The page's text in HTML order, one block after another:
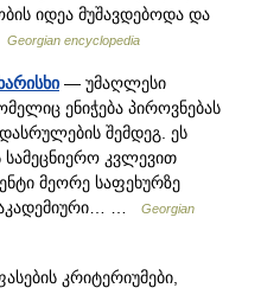
იდეა მუშავდებოდა და
Georgian encyclopedia
— უმაღლესი
ენიჭება პიროვნებას
შემდეგ. ეს
სამეცნიერო კვლევით
მეორე საფეხურზე
აკადემიური… …
Georgian
კრიტერიუმები,